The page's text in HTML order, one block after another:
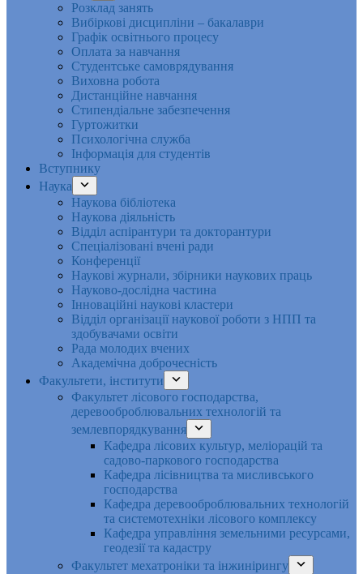
Розклад занять
Вибіркові дисципліни – бакалаври
Графік освітнього процесу
Оплата за навчання
Студентське самоврядування
Виховна робота
Дистанційне навчання
Стипендіальне забезпечення
Гуртожитки
Психологічна служба
Інформація для студентів
Вступнику
Наука
Наукова бібліотека
Наукова діяльність
Відділ аспірантури та докторантури
Спеціалізовані вчені ради
Конференції
Наукові журнали, збірники наукових праць
Науково-дослідна частина
Інноваційні наукові кластери
Відділ організації наукової роботи з НПП та
здобувачами освіти
Рада молодих вчених
Академічна доброчесність
Факультети, інститути
Факультет лісового господарства,
деревооброблювальних технологій та
землевпорядкування
Кафедра лісових культур, меліорацій та
садово-паркового господарства
Кафедра лісівництва та мисливського
господарства
Кафедра деревооброблювальних технологій
та системотехніки лісового комплексу
Кафедра управління земельними ресурсами,
геодезії та кадастру
Факультет мехатроніки та інжинірингу